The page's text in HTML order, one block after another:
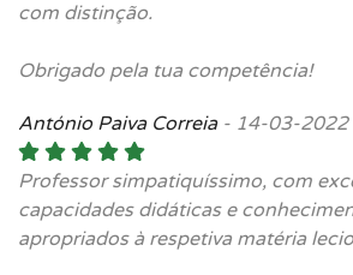
com distinção.
Obrigado pela tua competência!
António Paiva Correia- 14-03-2022
Professor simpatiquíssimo, com
capacidades didáticas e
apropriados à respetiva matéria